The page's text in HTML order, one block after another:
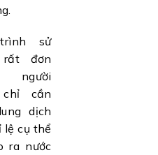
sử
rất đơn
người
chỉ cần
dịch
lệ cụ thể
ra nước